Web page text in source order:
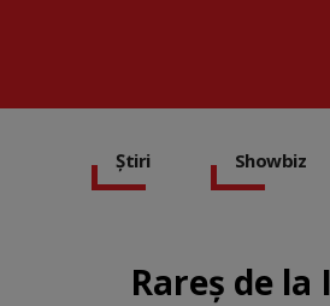
Știri Showbiz
Rareș de